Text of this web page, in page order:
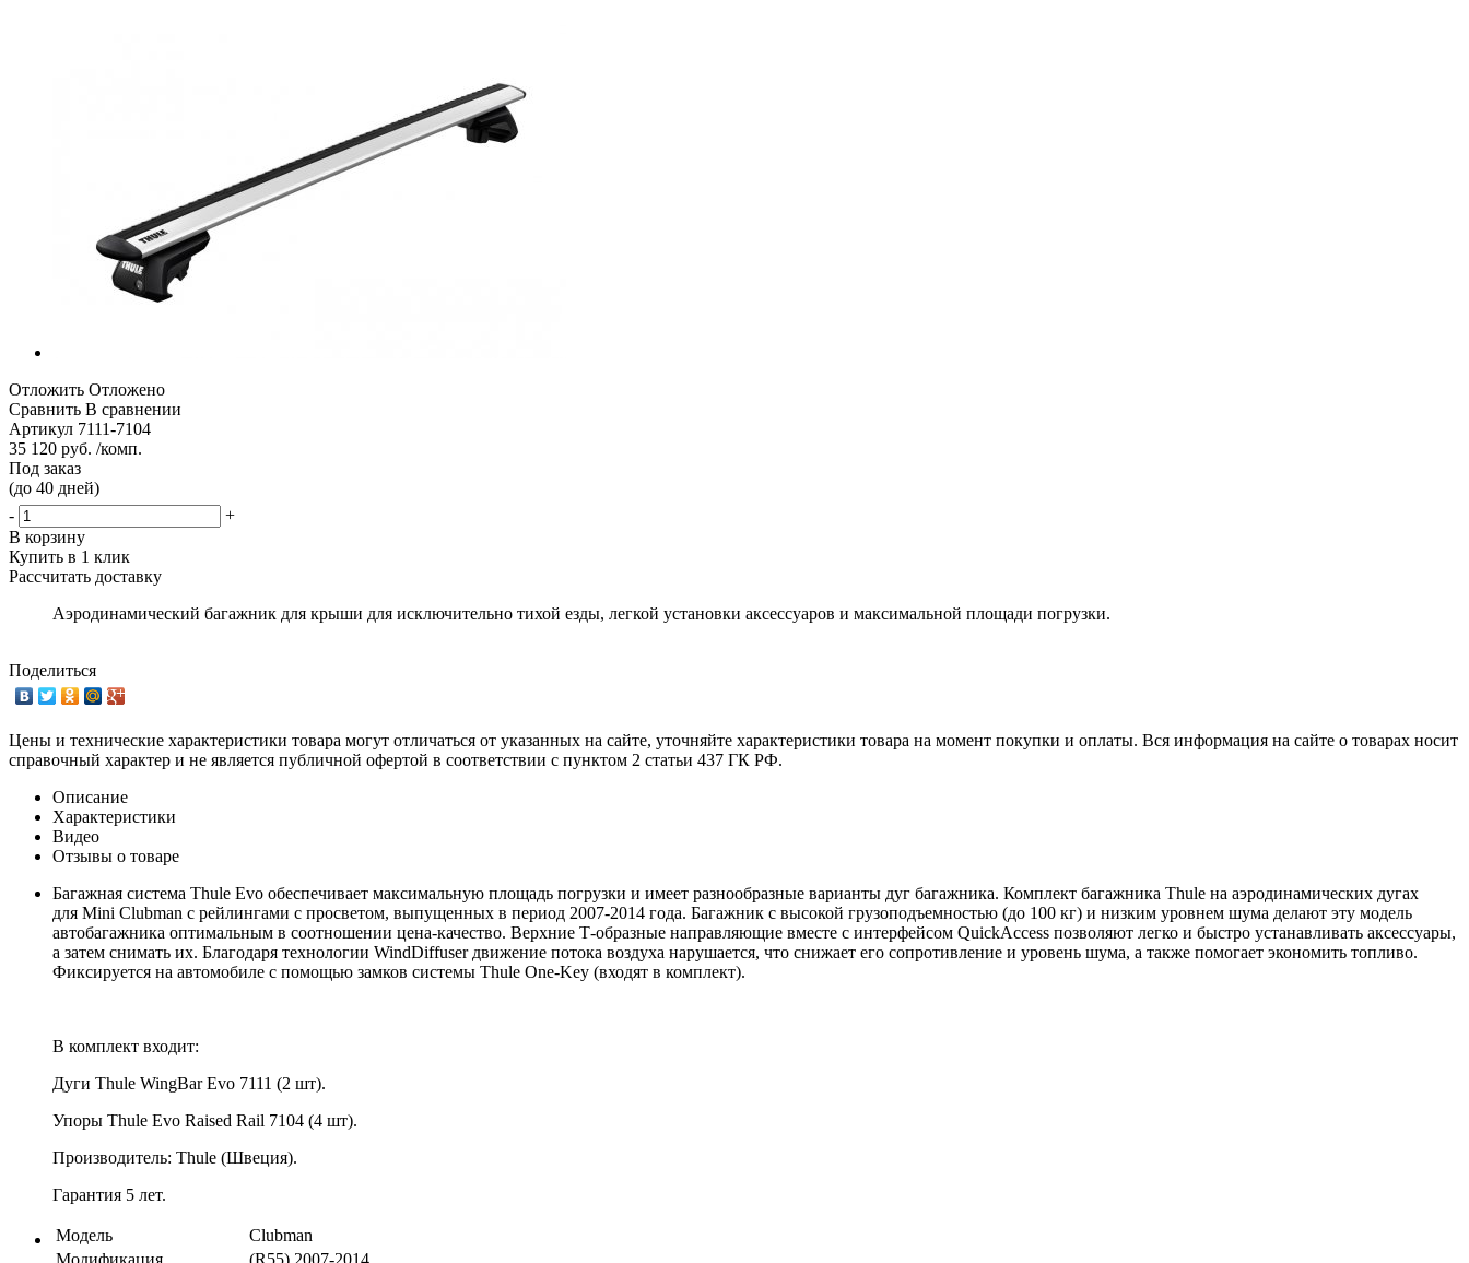
Отложить Отложено
Сравнить В сравнении
Артикул 7111-7104
35 120 руб. /комп.
Под заказ
(до 40 дней)
-
+
В корзину
Купить в 1 клик
Рассчитать доставку
Аэродинамический багажник для крыши для исключительно тихой езды, легкой установки аксессуаров и максимальной площади погрузки.
Поделиться
Цены и технические характеристики товара могут отличаться от указанных на сайте, уточняйте характеристики товара на момент покупки и оплаты. Вся информация на сайте о товарах носит
справочный характер и не является публичной офертой в соответствии с пунктом 2 статьи 437 ГК РФ.
Описание
Характеристики
Видео
Отзывы о товаре
Багажная система Thule Evo обеспечивает максимальную площадь погрузки и имеет разнообразные варианты дуг багажника. Комплект багажника Thule на аэродинамических дугах
для Mini Clubman с рейлингами с просветом, выпущенных в период 2007-2014 года. Багажник с высокой грузоподъемностью (до 100 кг) и низким уровнем шума делают эту модель
автобагажника оптимальным в соотношении цена-качество. Верхние Т-образные направляющие вместе с интерфейсом QuickAccess позволяют легко и быстро устанавливать аксессуары,
а затем снимать их. Благодаря технологии WindDiffuser движение потока воздуха нарушается, что снижает его сопротивление и уровень шума, а также помогает экономить топливо.
Фиксируется на автомобиле с помощью замков системы Thule One-Key (входят в комплект).
В комплект входит:
Дуги Thule WingBar Evo 7111 (2 шт).
Упоры Thule Evo Raised Rail 7104 (4 шт).
Производитель: Thule (Швеция).
Гарантия 5 лет.
Модель
Clubman
Модификация
(R55) 2007-2014